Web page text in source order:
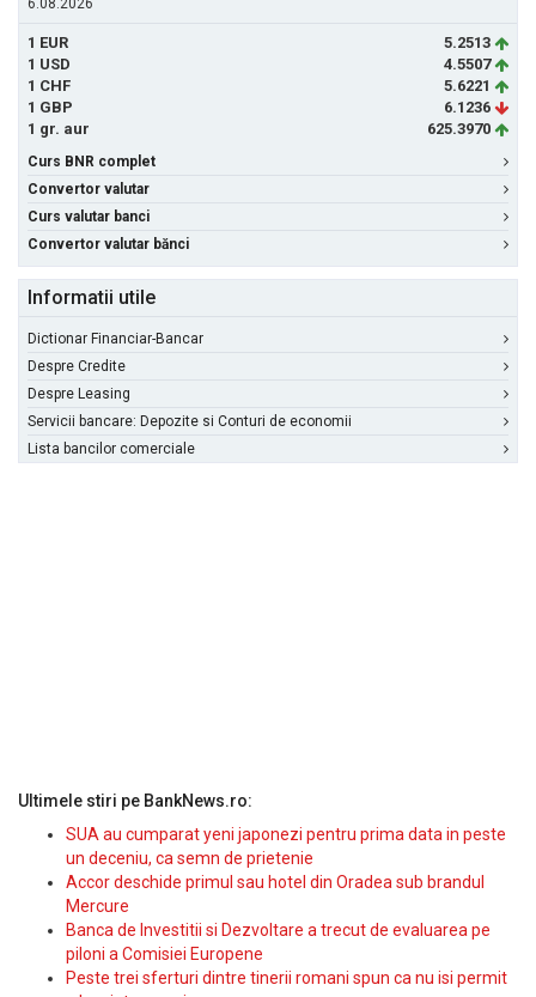
6.08.2026
1 EUR
5.2513
1 USD
4.5507
1 CHF
5.6221
1 GBP
6.1236
1 gr. aur
625.3970
Curs BNR complet
Convertor valutar
Curs valutar banci
Convertor valutar bănci
Informatii utile
Dictionar Financiar-Bancar
Despre Credite
Despre Leasing
Servicii bancare: Depozite si Conturi de economii
Lista bancilor comerciale
Ultimele stiri pe BankNews.ro:
SUA au cumparat yeni japonezi pentru prima data in peste
un deceniu, ca semn de prietenie
Accor deschide primul sau hotel din Oradea sub brandul
Mercure
Banca de Investitii si Dezvoltare a trecut de evaluarea pe
piloni a Comisiei Europene
Peste trei sferturi dintre tinerii romani spun ca nu isi permit